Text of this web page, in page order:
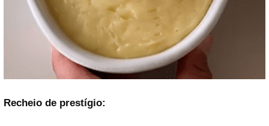
Recheio de prestígio: